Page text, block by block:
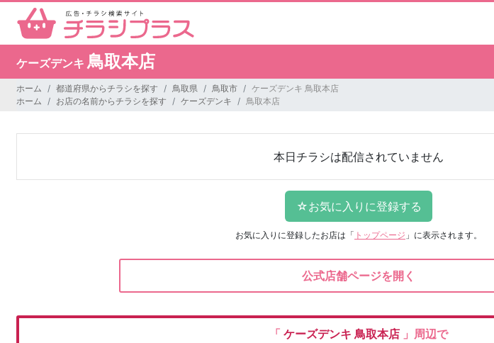
ケーズデンキ 鳥取本店
ホーム 都道府県からチラシを探す 鳥取県 鳥取市
ケーズデンキ 鳥取本店
ホーム
お店の名前からチラシを探す ケーズデンキ 鳥取本店
本日チラシは配信されていません
お気に入りに登録したお店は 「 トップページ 」に表示されます。
公式店舗ページを開く
「 ケーズデンキ 鳥取本店 」周辺で